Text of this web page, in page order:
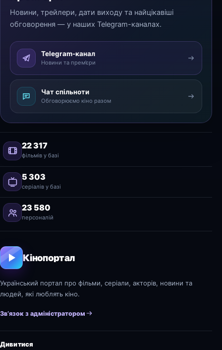
Новини, трейлери, дати виходу та найцікавіші
обговорення — у наших Telegram-каналах.
Telegram-канал
Новини та прем’єри
Чат спільноти
Обговорюємо кіно разом
22 317
фільмів у базі
5 303
серіалів у базі
23 580
персоналій
Кінопортал
Український портал про фільми, серіали, акторів, новини та
людей, які люблять кіно.
Зв’язок з адміністратором
Дивитися